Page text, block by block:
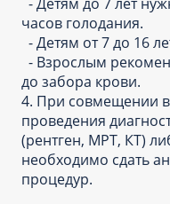
часов голодания.
- Детям от 7 до 16
- Взрослым
до забора крови.
4. При совмещении
проведения
(рентген, МРТ, КТ)
необходимо сдать
процедур.